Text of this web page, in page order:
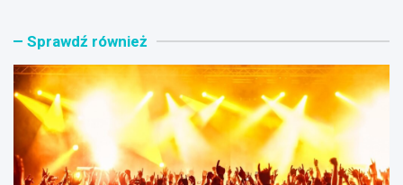
n
k
z
M
o
ś
u
o
w
a
w
o
Sprawdź również